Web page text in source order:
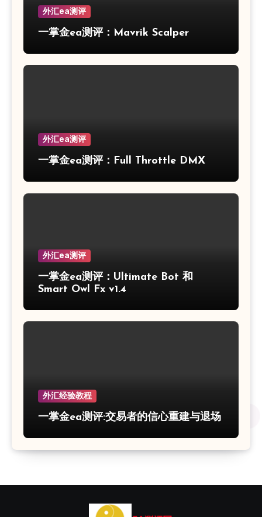
外汇ea测评
一掌金ea测评：Mavrik Scalper
外汇ea测评
一掌金ea测评：Full Throttle DMX
外汇ea测评
一掌金ea测评：Ultimate Bot 和
Smart Owl Fx v1.4
外汇经验教程
一掌金ea测评:交易者的信心重建与退场